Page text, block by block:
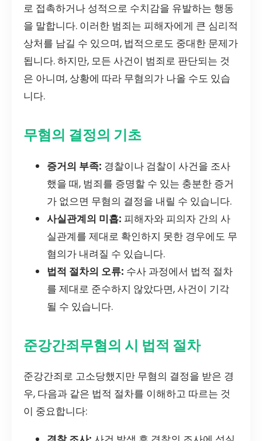
로 접촉하거나 성적으로 수치감을 유발하는 행동
을 말합니다. 이러한 범죄는 피해자에게 큰 심리적
상처를 남길 수 있으며, 법적으로도 중대한 문제가
됩니다. 하지만, 모든 사건이 범죄로 판단되는 것
은 아니며, 상황에 따라 무혐의가 나올 수도 있습
니다.
무혐의 결정의 기초
증거의 부족: 경찰이나 검찰이 사건을 조사
했을 때, 범죄를 증명할 수 있는 충분한 증거
가 없으면 무혐의 결정을 내릴 수 있습니다.
사실관계의 미흡: 피해자와 피의자 간의 사
실관계를 제대로 확인하지 못한 경우에도 무
혐의가 내려질 수 있습니다.
법적 절차의 오류: 수사 과정에서 법적 절차
를 제대로 준수하지 않았다면, 사건이 기각
될 수 있습니다.
준강간죄무혐의 시 법적 절차
준강간죄로 고소당했지만 무혐의 결정을 받은 경
우, 다음과 같은 법적 절차를 이해하고 따르는 것
이 중요합니다: